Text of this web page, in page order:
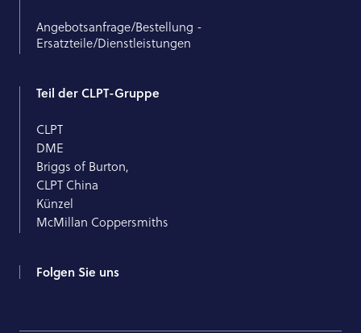
Angebotsanfrage/Bestellung -
Ersatzteile/Dienstleistungen
Teil der CLPT-Gruppe
CLPT
DME
Briggs of Burton,
CLPT China
Künzel
McMillan Coppersmiths
Folgen Sie uns